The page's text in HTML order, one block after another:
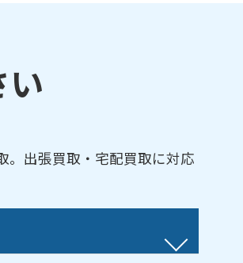
。出張買取・宅配買取に対応